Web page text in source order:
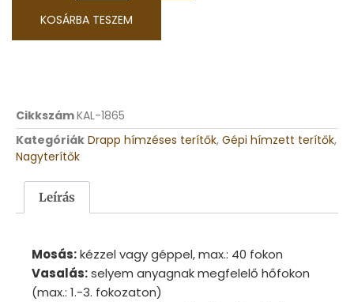
KOSÁRBA TESZEM
CikkszámKAL-1865
Kategóriák Drapp hímzéses terítők, Gépi hímzett terítők,
Nagyterítők
Leírás
Mosás:kézzel vagy géppel, max.: 40 fokon
Vasalás:selyem anyagnak megfelelő hőfokon
(max.: 1.-3. fokozaton)